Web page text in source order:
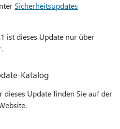
Sicherheitsupdates
ist dieses Update nur über
Katalog
dieses Update finden Sie auf der